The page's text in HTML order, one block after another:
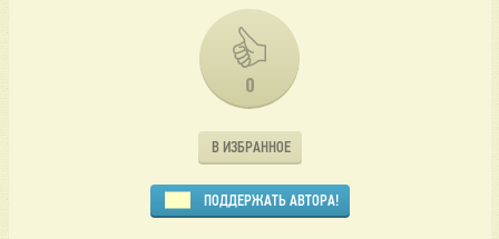
0
В ИЗБРАННОЕ
ПОДДЕРЖАТЬ АВТОРА!